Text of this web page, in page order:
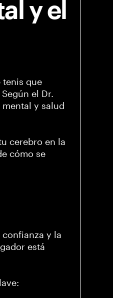
y el
tenis que
el Dr.
y salud
cerebro en la
cómo se
y la
está